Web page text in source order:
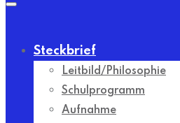
Steckbrief
Leitbild/Philosophie
Schulprogramm
Aufnahme